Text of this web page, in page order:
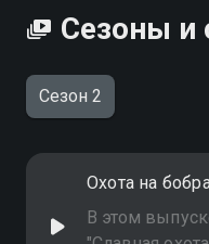
Сезоны и
Сезон 2
В этом